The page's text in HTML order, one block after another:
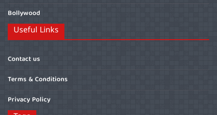
Bollywood
Useful Links
Contact us
Terms & Conditions
Privacy Policy